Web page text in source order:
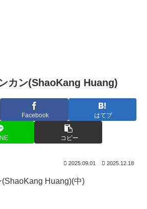
カン(ShaoKang Huang)
Facebook はてブ
コピー
2025.09.01 2025.12.18
Huang)(中)